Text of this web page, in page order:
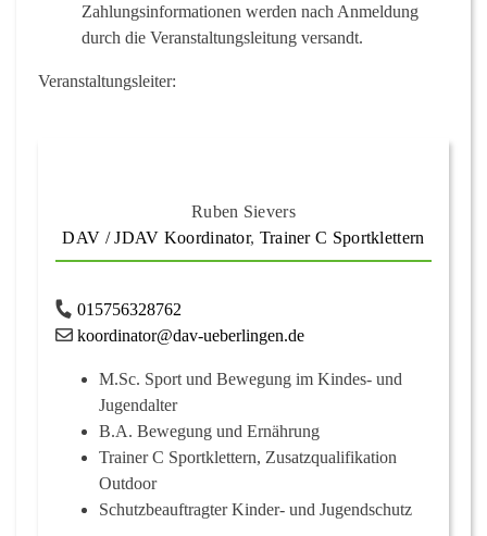
Zahlungsinformationen werden nach Anmeldung
durch die Veranstaltungsleitung versandt.
Veranstaltungsleiter:
Ruben Sievers
DAV / JDAV Koordinator, Trainer C Sportklettern
015756328762
koordinator@dav-ueberlingen.de
M.Sc. Sport und Bewegung im Kindes- und
Jugendalter
B.A. Bewegung und Ernährung
Trainer C Sportklettern, Zusatzqualifikation
Outdoor
Schutzbeauftragter Kinder- und Jugendschutz